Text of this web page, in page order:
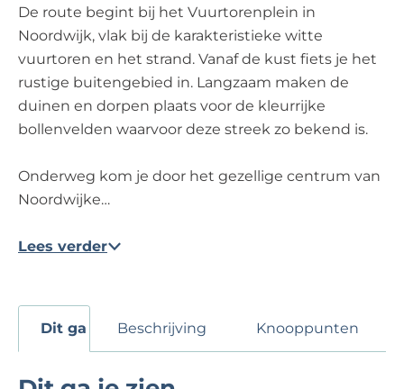
De route begint bij het Vuurtorenplein in
Noordwijk, vlak bij de karakteristieke witte
vuurtoren en het strand. Vanaf de kust fiets je het
rustige buitengebied in. Langzaam maken de
duinen en dorpen plaats voor de kleurrijke
bollenvelden waarvoor deze streek zo bekend is.
Onderweg kom je door het gezellige centrum van
Noordwijke…
Lees verder
Dit ga je zienBeschrijving Knooppunten